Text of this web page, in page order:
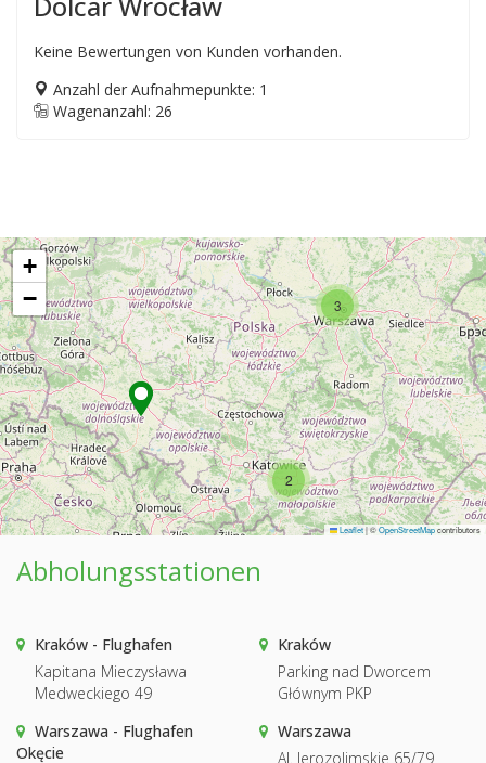
Keine Bewertungen von Kunden vorhanden.
Anzahl der Aufnahmepunkte: 1
Wagenanzahl: 26
3
2
+
−
Leaflet|©OpenStreetMapcontributors
Abholungsstationen
Kraków - Flughafen
Kapitana Mieczysława
Medweckiego 49
Kraków
Parking nad Dworcem
Głównym PKP
Warszawa - Flughafen
Okęcie
Warszawa
Al. Jerozolimskie 65/79